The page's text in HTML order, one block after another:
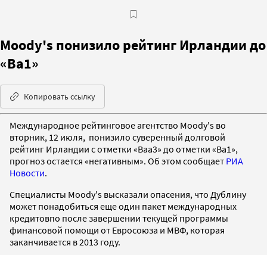
Moody's понизило рейтинг Ирландии до
«Ba1»
Копировать ссылку
Международное рейтинговое агентство Moody's во
вторник, 12 июля, понизило суверенный долговой
рейтинг Ирландии с отметки «Baа3» до отметки «Ba1»,
прогноз остается «негативным». Об этом сообщает РИА
Новости.
Специалисты Moody's высказали опасения, что Дублину
может понадобиться еще один пакет международных
кредитовпо после завершении текущей программы
финансовой помощи от Евросоюза и МВФ, которая
заканчивается в 2013 году.